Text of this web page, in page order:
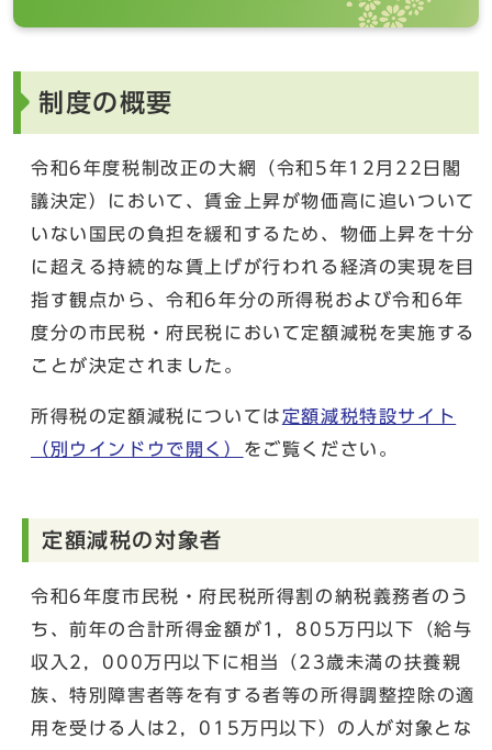
制度の概要
令和6年度税制改正の大網（令和5年12月22日閣
議決定）において、賃金上昇が物価高に追いついて
いない国民の負担を緩和するため、物価上昇を十分
に超える持続的な賃上げが行われる経済の実現を目
指す観点から、令和6年分の所得税および令和6年
度分の市民税・府民税において定額減税を実施する
ことが決定されました。
所得税の定額減税については定額減税特設サイト
（別ウインドウで開く） をご覧ください。
定額減税の対象者
令和6年度市民税・府民税所得割の納税義務者のう
ち、前年の合計所得金額が1，805万円以下（給与
収入2，000万円以下に相当（23歳未満の扶養親
族、特別障害者等を有する者等の所得調整控除の適
用を受ける人は2，015万円以下）の人が対象とな